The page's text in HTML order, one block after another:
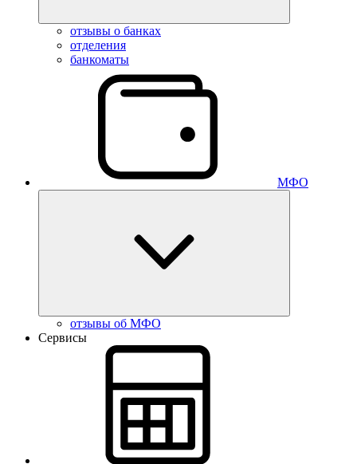
отзывы о банках
отделения
банкоматы
МФО
отзывы об МФО
Сервисы